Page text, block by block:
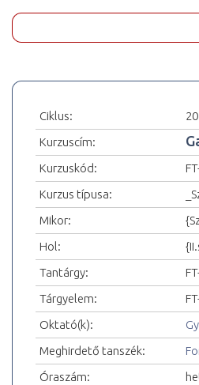
Ciklus:
Kurzuscím:
Kurzuskód:
Kurzus típusa:
Mikor:
Hol:
Tantárgy:
Tárgyelem:
Oktató(k):
Meghirdető tanszék:
Óraszám: